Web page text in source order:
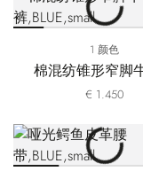
1 颜色
棉混纺锥形窄脚
€ 1.450